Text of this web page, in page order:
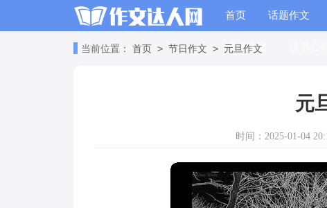
首页 话题作文
读书笔记
当前位置： 首页 > 节日作文 > 元旦作文
元
时间：2025-01-04